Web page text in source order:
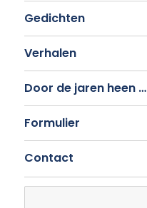
Gedichten
Verhalen
Door de jaren heen …
Formulier
Contact
Search